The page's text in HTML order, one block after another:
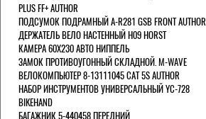
PLUS FF+ AUTHOR
ПОДСУМОК ПОДРАМНЫЙ A-R281 GSB FRONT AUTHOR
ДЕРЖАТЕЛЬ ВЕЛО НАСТЕННЫЙ H09 HORST
КАМЕРА 60X230 АВТО НИППЕЛЬ
ЗАМОК ПРОТИВОУГОННЫЙ СКЛАДНОЙ. M-WAVE
ВЕЛОКОМПЬЮТЕР 8-13111045 CAT 5S AUTHOR
НАБОР ИНСТРУМЕНТОВ УНИВЕРСАЛЬНЫЙ YC-728
BIKEHAND
БАГАЖНИК 5-440458 ПЕРЕДНИЙ